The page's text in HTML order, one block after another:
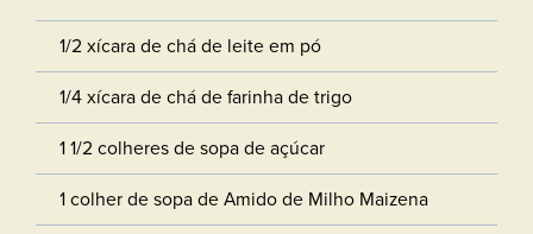
1/2 xícara de chá de leite em pó
1/4 xícara de chá de farinha de trigo
1 1/2 colheres de sopa de açúcar
1 colher de sopa de Amido de Milho Maizena